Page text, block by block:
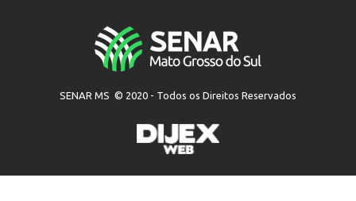
SENAR MS © 2020 - Todos os Direitos Reservados